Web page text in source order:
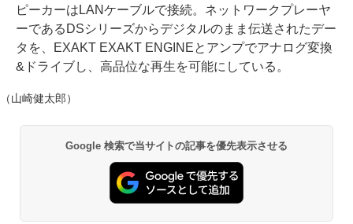
ピーカーはLANケーブルで接続。ネットワークプレーヤ
ーであるDSシリーズからデジタルのまま伝送されたデー
タを、EXAKT EXAKT ENGINEとアンプでアナログ変換
&ドライブし、高品位な再生を可能にしている。
（山崎健太郎）
Google 検索で当サイトの記事を優先表示させる